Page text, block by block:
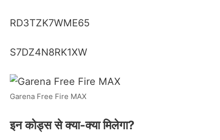
RD3TZK7WME65
S7DZ4N8RK1XW
Garena Free Fire MAX
इन कोड्स से क्या-क्या मिलेगा?